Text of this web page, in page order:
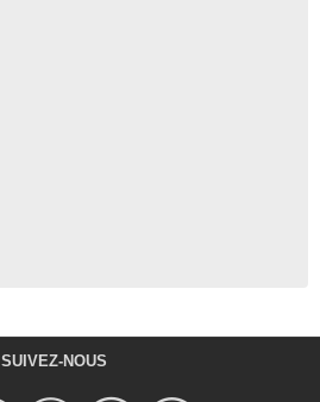
SUIVEZ-NOUS